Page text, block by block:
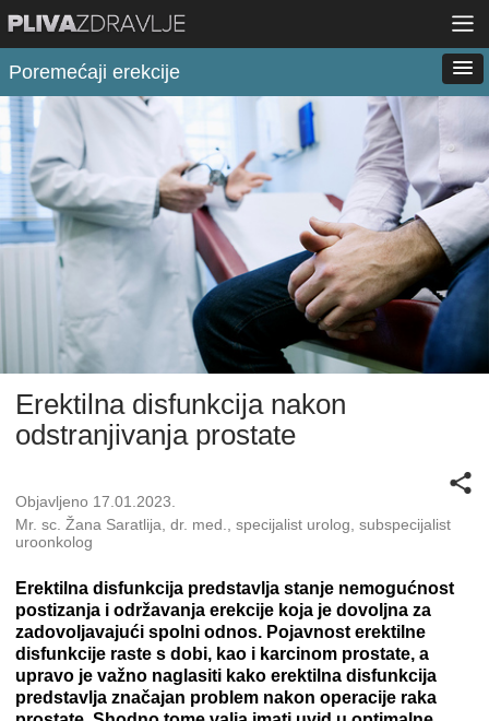
Poremećaji erekcije
Erektilna disfunkcija nakon
odstranjivanja prostate
Objavljeno 17.01.2023.
Mr. sc. Žana Saratlija, dr. med., specijalist urolog, subspecijalist
uroonkolog
Erektilna disfunkcija predstavlja stanje nemogućnost
postizanja i održavanja erekcije koja je dovoljna za
zadovoljavajući spolni odnos. Pojavnost erektilne
disfunkcije raste s dobi, kao i karcinom prostate, a
upravo je važno naglasiti kako erektilna disfunkcija
predstavlja značajan problem nakon operacije raka